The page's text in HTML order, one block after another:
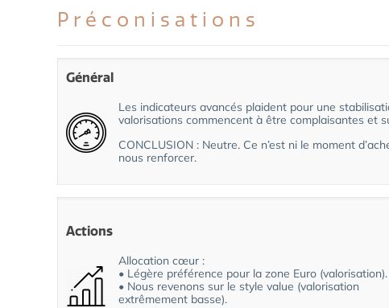
Préconisations
Général
Les indicateurs avancés plaident pour une
valorisations commencent à être complaisantes et
CONCLUSION : Neutre. Ce n’est ni le moment
nous renforcer.
Actions
Allocation cœur :
• Légère préférence pour la zone Euro (valorisation).
• Nous revenons sur le style value (valorisation
extrêmement basse).